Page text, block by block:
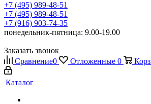
+7 (495) 989-48-51
+7 (495) 989-48-51
+7 (916) 903-74-35
понедельник-пятница: 9.00-19.00
Заказать звонок
Сравнение0 Отложенные 0
Каталог